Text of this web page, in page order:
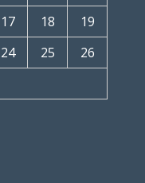
17 18
19
24 25
26